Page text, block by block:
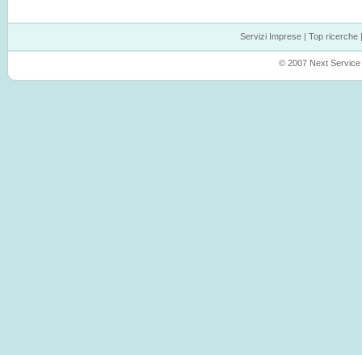
Servizi Imprese| Top ricerche
© 2007 Next Service